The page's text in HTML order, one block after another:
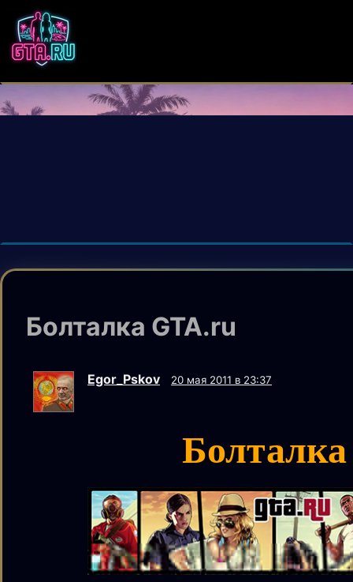
Болталка GTA.ru
Egor_Pskov 20 мая 2011 в 23:37
Болталка